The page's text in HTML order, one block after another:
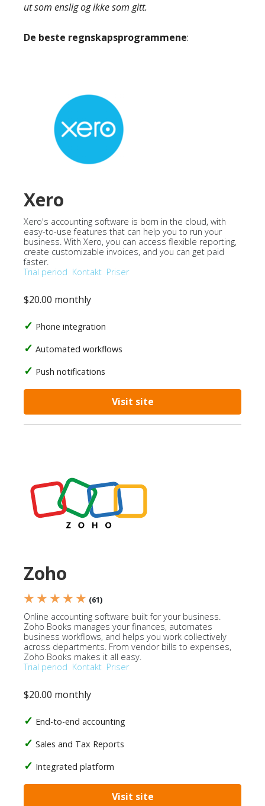
ut som enslig og ikke som gitt.
De beste regnskapsprogrammene:
Xero
Xero's accounting software is born in the cloud, with
easy-to-use features that can help you to run your
business. With Xero, you can access flexible reporting,
create customizable invoices, and you can get paid
faster.
Trial period Kontakt Priser
$20.00 monthly
Phone integration
Automated workflows
Push notifications
Visit site
Zoho
★ ★ ★ ★ ★ (61)
Online accounting software built for your business.
Zoho Books manages your finances, automates
business workflows, and helps you work collectively
across departments. From vendor bills to expenses,
Zoho Books makes it all easy.
Trial period Kontakt Priser
$20.00 monthly
End-to-end accounting
Sales and Tax Reports
Integrated platform
Visit site